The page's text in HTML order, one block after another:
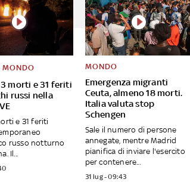
morti e 31 feriti
russi nella
MONDO
e 31 feriti
russo notturno
Il...
Emergenza migranti
Ceuta, almeno 18 morti.
Italia valuta stop
Schengen
MONDO
Sale il numero di persone
annegate, mentre Madrid
pianifica di inviare l'esercito
per contenere...
31 lug - 09:43